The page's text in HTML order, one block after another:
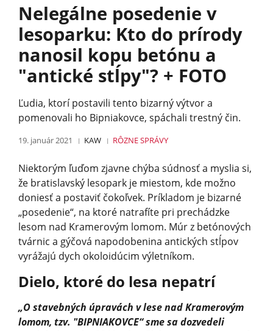
Nelegálne posedenie v
lesoparku: Kto do prírody
nanosil kopu betónu a
"antické stĺpy"? + FOTO
Ľudia, ktorí postavili tento bizarný výtvor a
pomenovali ho Bipniakovce, spáchali trestný čin.
19. január 2021 KAW RÔZNESPRÁVY
Niektorým ľuďom zjavne chýba súdnosť a myslia si,
že bratislavský lesopark je miestom, kde možno
doniesť a postaviť čokoľvek. Príkladom je bizarné
„posedenie“, na ktoré natrafíte pri prechádzke
lesom nad Kramerovým lomom. Múr z betónových
tvárnic a gýčová napodobenina antických stĺpov
vyrážajú dych okoloidúcim výletníkom.
Dielo, ktoré do lesa nepatrí
„O stavebných úpravách v lese nad Kramerovým
lomom, tzv. "BIPNIAKOVCE“ sme sa dozvedeli